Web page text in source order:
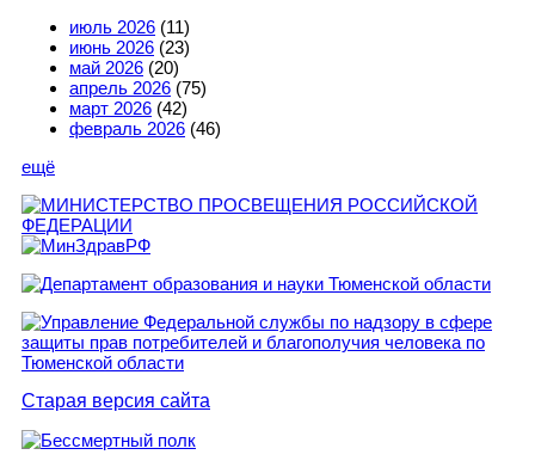
июль 2026 (11)
июнь 2026 (23)
май 2026 (20)
апрель 2026 (75)
март 2026 (42)
февраль 2026 (46)
ещё
Старая версия сайта